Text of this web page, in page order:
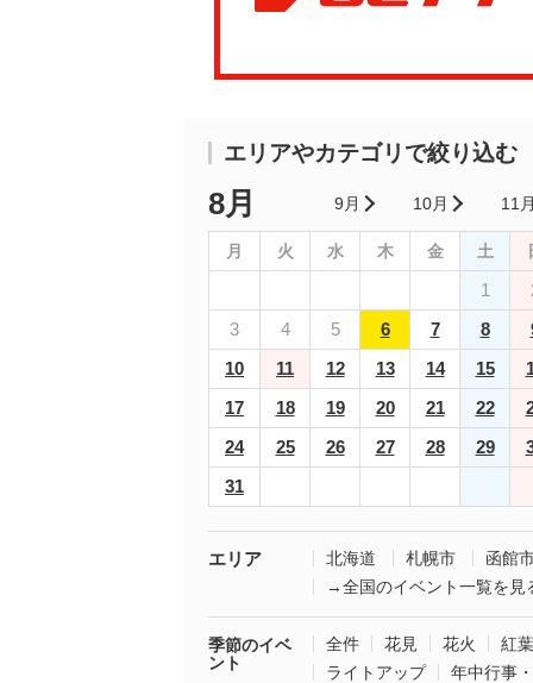
エリアやカテゴリで絞り込む
8月 9月 10月 11
月 火 水 木 金 土
1
3
4 5 6 7 8
10
11 12 13 14 15
17
18 19 20 21 22
24
25 26 27 28 29
31
エリア 北海道 札幌市
函館
→全国のイベント一覧を見
季節のイベ
ント
全件 花見 花火
紅葉
ライトアップ
年中行事